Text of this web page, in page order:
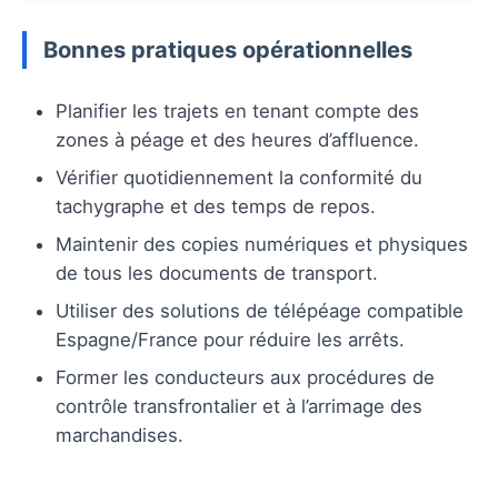
Bonnes pratiques opérationnelles
Planifier les trajets en tenant compte des
zones à péage et des heures d’affluence.
Vérifier quotidiennement la conformité du
tachygraphe et des temps de repos.
Maintenir des copies numériques et physiques
de tous les documents de transport.
Utiliser des solutions de télépéage compatible
Espagne/France pour réduire les arrêts.
Former les conducteurs aux procédures de
contrôle transfrontalier et à l’arrimage des
marchandises.